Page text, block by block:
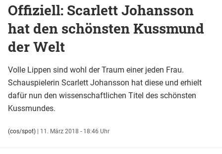
Offiziell: Scarlett Johansson
hat den schönsten Kussmund
der Welt
Volle Lippen sind wohl der Traum einer jeden Frau.
Schauspielerin Scarlett Johansson hat diese und erhielt
dafür nun den wissenschaftlichen Titel des schönsten
Kussmundes.
(cos/spot) | 11. März 2018 - 18:46 Uhr